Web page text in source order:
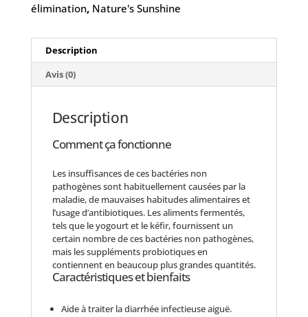
élimination, Nature's Sunshine
Description
Avis (0)
Description
Comment ça fonctionne
Les insuffisances de ces bactéries non
pathogènes sont habituellement causées par la
maladie, de mauvaises habitudes alimentaires et
l’usage d’antibiotiques. Les aliments fermentés,
tels que le yogourt et le kéfir, fournissent un
certain nombre de ces bactéries non pathogènes,
mais les suppléments probiotiques en
contiennent en beaucoup plus grandes quantités.
Caractéristiques et bienfaits
Aide à traiter la diarrhée infectieuse aiguë.